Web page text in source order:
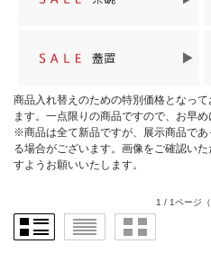
商品入れ替えのための特別価格となっ
ます。一点限りの商品ですので、お早め
※商品は全て新品ですが、展示商品で
る場合がございます。画像をご確認い
すようお願いいたします。
1 / 1ページ